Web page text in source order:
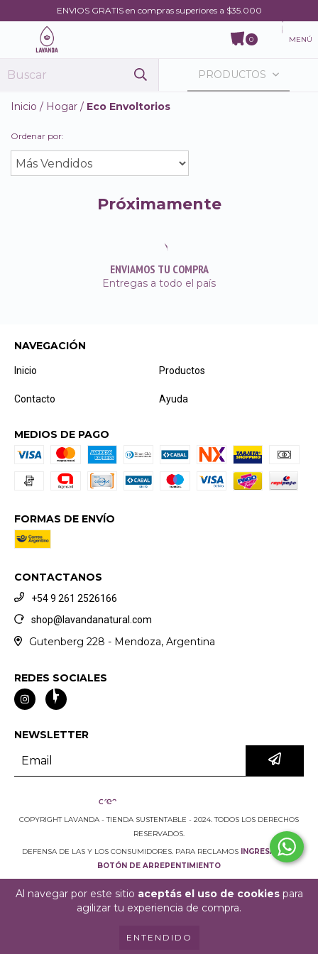
Al navegar por este sitio aceptás el uso de cookiespara
agilizar tu experiencia de compra.
ENTENDIDO
ENVIOS GRATIS en compras superiores a $35.000
0 MENÚ
PRODUCTOS
Inicio / Hogar / Eco Envoltorios
Ordenar por:
Próximamente
ENVIAMOS TU COMPRA
Entregas a todo el país
NAVEGACIÓN
Inicio Productos
Contacto Ayuda
MEDIOS DE PAGO
FORMAS DE ENVÍO
CONTACTANOS
+54 9 261 2526166
shop@lavandanatural.com
Gutenberg 228 - Mendoza, Argentina
REDES SOCIALES
NEWSLETTER
COPYRIGHT LAVANDA - TIENDA SUSTENTABLE - 2024. TODOS LOS DERECHOS
RESERVADOS.
DEFENSA DE LAS Y LOS CONSUMIDORES. PARA RECLAMOS
INGRESÁ ACÁ.
BOTÓN DE ARREPENTIMIENTO